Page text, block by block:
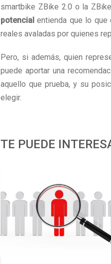
smartbike ZBike 2.0 o la
potencial entienda que lo
reales avaladas por quienes
Pero, si además, quien
puede aportar una
aquello que prueba, y su
elegir.
TE PUEDE